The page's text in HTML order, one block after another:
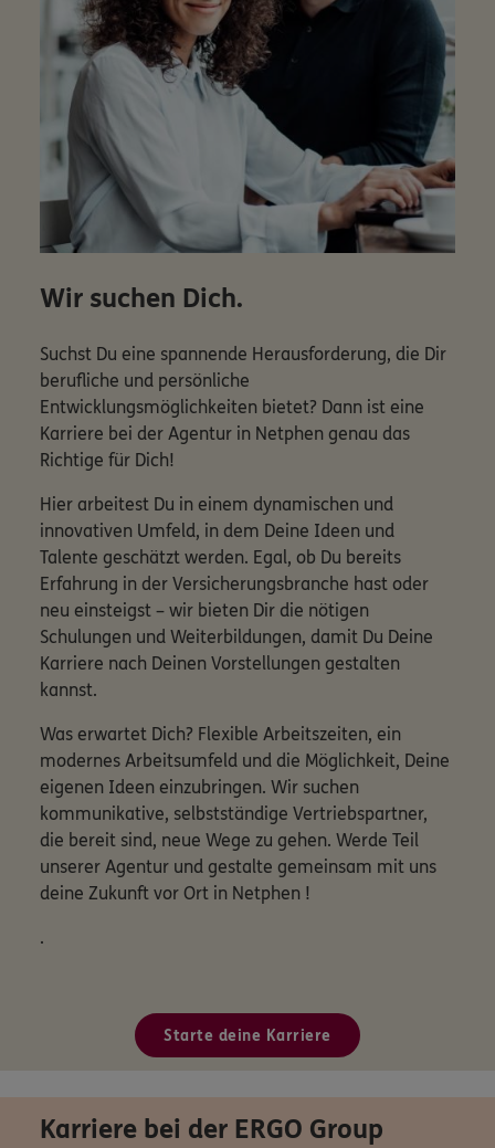
Wir suchen Dich.
Suchst Du eine spannende Herausforderung, die Dir
berufliche und persönliche
Entwicklungsmöglichkeiten bietet? Dann ist eine
Karriere bei der Agentur in Netphen genau das
Richtige für Dich!
Hier arbeitest Du in einem dynamischen und
innovativen Umfeld, in dem Deine Ideen und
Talente geschätzt werden. Egal, ob Du bereits
Erfahrung in der Versicherungsbranche hast oder
neu einsteigst – wir bieten Dir die nötigen
Schulungen und Weiterbildungen, damit Du Deine
Karriere nach Deinen Vorstellungen gestalten
kannst.
Was erwartet Dich? Flexible Arbeitszeiten, ein
modernes Arbeitsumfeld und die Möglichkeit, Deine
eigenen Ideen einzubringen. Wir suchen
kommunikative, selbstständige Vertriebspartner,
die bereit sind, neue Wege zu gehen. Werde Teil
unserer Agentur und gestalte gemeinsam mit uns
deine Zukunft vor Ort in Netphen !
.
Starte deine Karriere
Karriere bei der ERGO Group